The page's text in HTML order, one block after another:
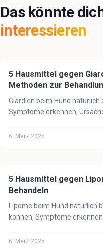
Das könnte
interessieren
🐕 Hund
5 Hausmittel gegen
Methoden zur
Giardien beim Hund
Symptome erkennen,
6. März 2025
🐕 Hund
5 Hausmittel gegen
Behandeln
Lipome beim Hund natürlich
können, Symptome
6. März 2025